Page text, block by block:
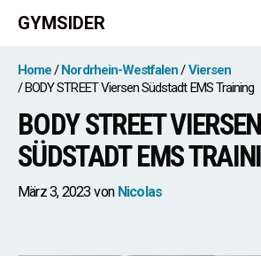
Zum
Inhalt
springen
GYMSIDER
Home Nordrhein-Westfalen
Viersen
BODY STREET Viersen Südstadt EMS Training
BODY STREET VIERSEN
SÜDSTADT EMS
März 3, 2023 von Nicolas